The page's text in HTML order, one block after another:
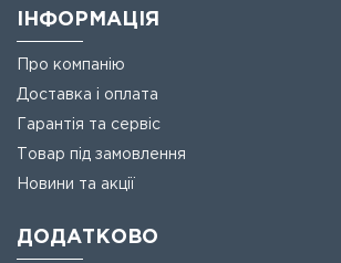
ІНФОРМАЦІЯ
Про компанію
Доставка і оплата
Гарантія та сервіс
Товар під замовлення
Новини та акції
ДОДАТКОВО